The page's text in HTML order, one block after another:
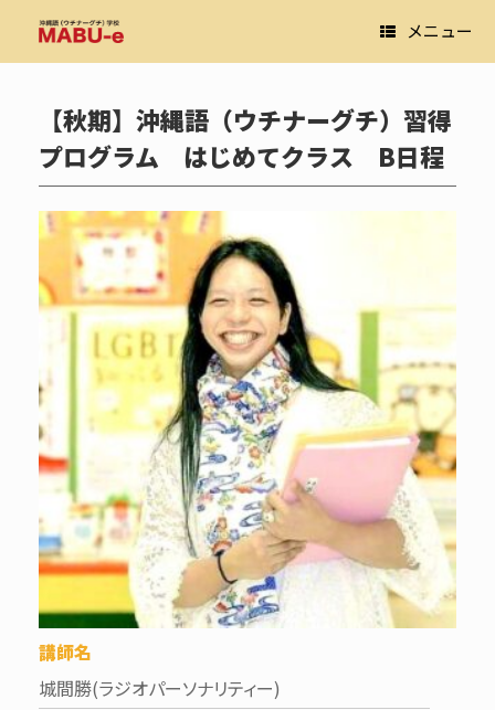
メニュー
【秋期】沖縄語（ウチナーグチ）習得
プログラム はじめてクラス B日程
講師名
城間勝(ラジオパーソナリティー)